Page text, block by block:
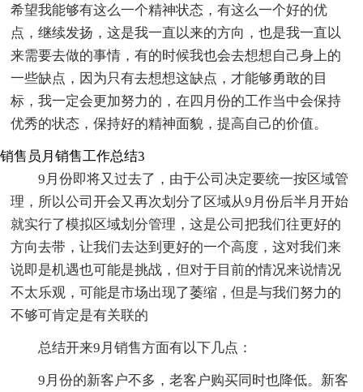
希望我能够有这么一个精神状态，有这么一个好的优
点，继续发扬，这是我一直以来的方向，也是我一直以
来需要去做的事情，有的时候我也会去想想自己身上的
一些缺点，因为只有去想想这缺点，才能够勇敢的目
标，我一定会更加努力的，在四月份的工作当中会保持
优秀的状态，保持好的精神面貌，提高自己的价值。
销售员月销售工作总结3
9月份即将又过去了，由于公司决定要统一按区域管
理，所以公司开会又再次划分了区域从9月份后半月开始
就实行了模拟区域划分管理，这是公司把我们往更好的
方向去带，让我们去达到更好的一个高度，这对我们来
说即是机遇也可能是挑战，但对于目前的情况来说情况
不太乐观，可能是市场出现了萎缩，但是与我们努力的
不够可肯定是有关联的
总结开来9月销售方面有以下几点：
9月份的新客户不多，老客户购买同时也降低。新客